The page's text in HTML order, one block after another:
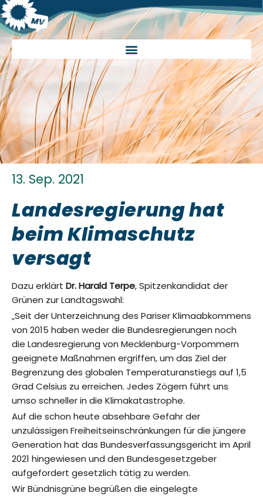
13. Sep. 2021
Landesregierung hat
beim Klimaschutz
versagt
Dazu erklärt Dr. Harald Terpe, Spitzenkandidat der
Grünen zur Landtagswahl:
„Seit der Unterzeichnung des Pariser Klimaabkommens
von 2015 haben weder die Bundesregierungen noch
die Landesregierung von Mecklenburg-Vorpommern
geeignete Maßnahmen ergriffen, um das Ziel der
Begrenzung des globalen Temperaturanstiegs auf 1,5
Grad Celsius zu erreichen. Jedes Zögern führt uns
umso schneller in die Klimakatastrophe.
Auf die schon heute absehbare Gefahr der
unzulässigen Freiheitseinschränkungen für die jüngere
Generation hat das Bundesverfassungsgericht im April
2021 hingewiesen und den Bundesgesetzgeber
aufgefordert gesetzlich tätig zu werden.
Wir Bündnisgrüne begrüßen die eingelegte